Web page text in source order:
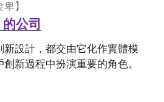
】
公司
設計，都交由它化作實體模
新過程中扮演重要的角色。